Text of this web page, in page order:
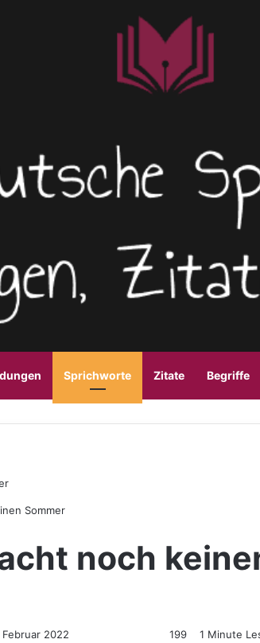
Sprichworte Zitate Begriffe
Sommer
noch
2022 199 1 Minute